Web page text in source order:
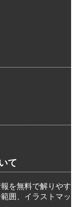
て
を無料で解りやす
囲、イラストマッ